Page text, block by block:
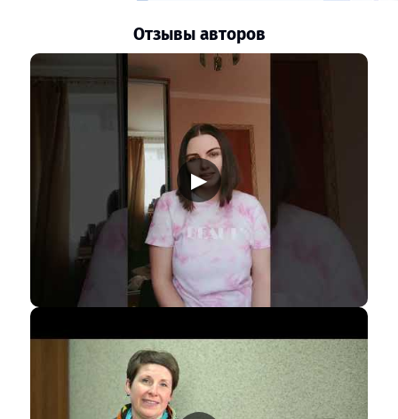
Отзывы авторов
▶